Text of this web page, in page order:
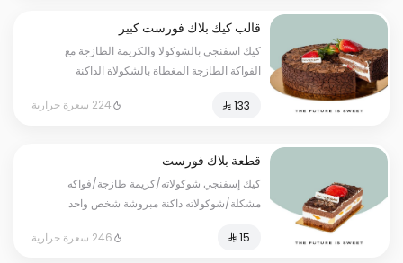
قالب كيك بلاك فورست كبير
كيك اسفنجي بالشوكولا والكريمة الطازجة مع
الفواكة الطازجة المغطاة بالشكولاة الداكنة
الحساسية : قد يحتوي على ( الجلوتين - المكسرات
224 سعرة حرارية
قطعة بلاك فورست
كيك إسفنجي شوكولاته/كريمة طازجة/فواكه
مشكلة/شوكولاته داكنة مبروشة شخص واحد
246 سعرة حرارية